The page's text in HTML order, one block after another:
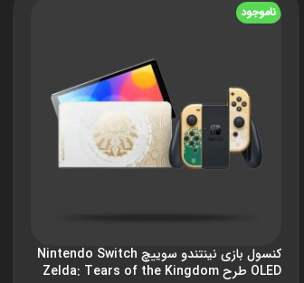
ناموجود
کنسول بازی نینتندو سوییچ Nintendo Switch
OLED طرح Zelda: Tears of the Kingdom